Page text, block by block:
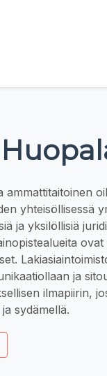
yhteisöllisessä
ja yksilöllisiä
ja
ilmapiirin,
sydämellä.